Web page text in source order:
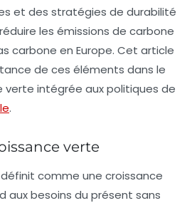
et des stratégies de durabilité
les émissions de carbone
carbone en Europe. Cet article
de ces éléments dans le
verte intégrée aux politiques de
.
verte
comme une croissance
aux besoins du présent sans